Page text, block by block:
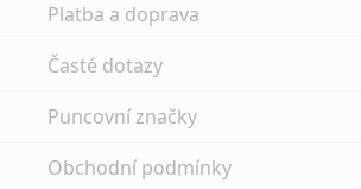
Platba a doprava
Časté dotazy
Puncovní značky
Obchodní podmínky